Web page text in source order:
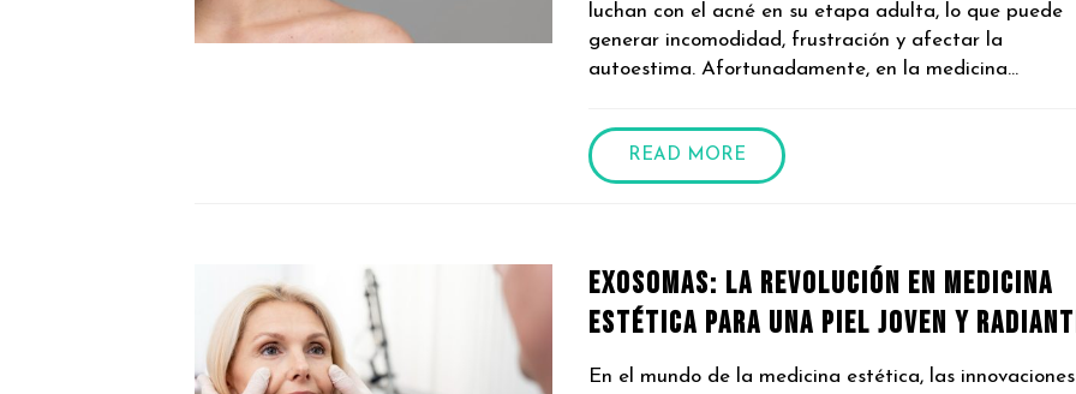
luchan con el acné en su etapa adulta, lo que puede
generar incomodidad, frustración y afectar la
autoestima. Afortunadamente, en la medicina...
READ MORE
Exosomas: La Revolución en Medicina
Estética para una Piel Joven y
En el mundo de la medicina estética, las